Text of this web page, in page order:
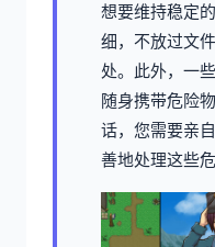
想要维持稳定
细，不放过文
处。此外，一
随身携带危险
话，您需要亲
善地处理这些危